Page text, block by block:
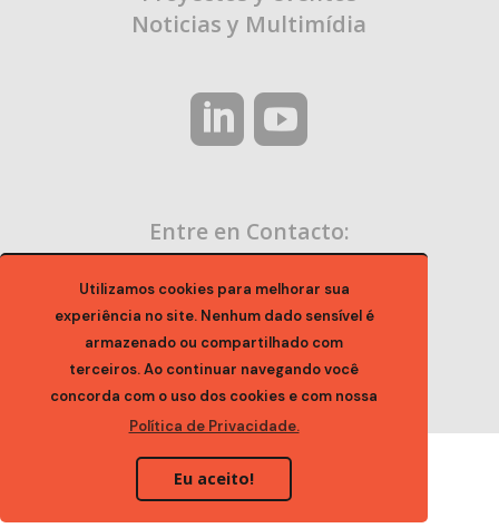
Utilizamos cookies para melhorar sua
experiência no site. Nenhum dado sensível é
armazenado ou compartilhado com
terceiros. Ao continuar navegando você
concorda com o uso dos cookies e com nossa
Política de Privacidade.
Eu aceito!
Noticias y Multimídia
Entre en Contacto: